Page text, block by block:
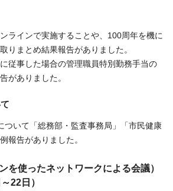
ラインで実施することや、100周年を機に
りまとめ結果報告がありました。
従事した場合の管理職員特別勤務手当の
がありました。
いて「総務部・監査事務局」「市民健康
報告がありました。
を使ったネットワークによる会議）
22日）